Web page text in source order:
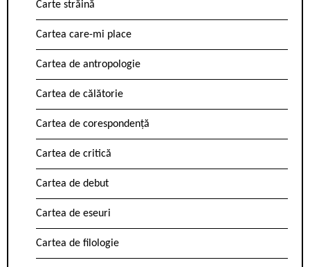
Carte străină
Cartea care-mi place
Cartea de antropologie
Cartea de călătorie
Cartea de corespondență
Cartea de critică
Cartea de debut
Cartea de eseuri
Cartea de filologie